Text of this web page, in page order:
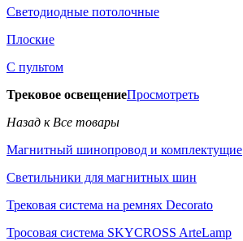
Светодиодные потолочные
Плоские
С пультом
Трековое освещениеПросмотреть
Назад к Все товары
Магнитный шинопровод и комплектущие
Светильники для магнитных шин
Трековая система на ремнях Decorato
Тросовая система SKYCROSS ArteLamp